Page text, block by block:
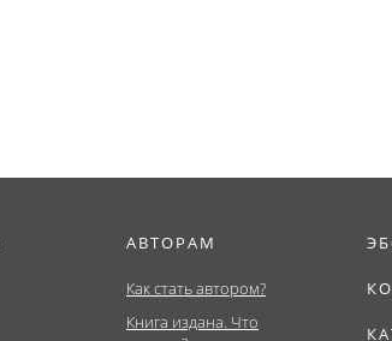
АВТОРАМ
Как стать автором?
Книга издана. Что